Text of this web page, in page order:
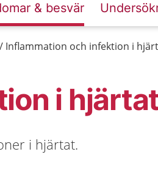
& besvär
Inflammation och infektion i
i
i hjärtat.